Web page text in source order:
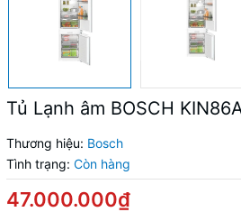
Tủ Lạnh âm BOSCH
Thương hiệu: Bosch
Tình trạng: Còn hàng
47.000.000₫